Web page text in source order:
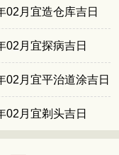
02月宜造仓库吉日
02月宜探病吉日
02月宜平治道涂吉日
02月宜剃头吉日